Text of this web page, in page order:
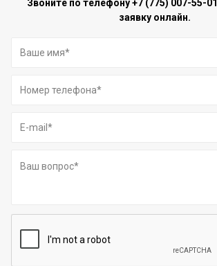
Звоните по телефону+7 (775) 007-55-01
заявку онлайн.